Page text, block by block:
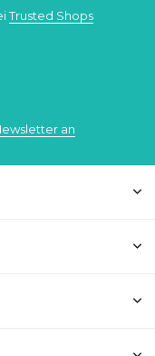
Trusted Shops
an